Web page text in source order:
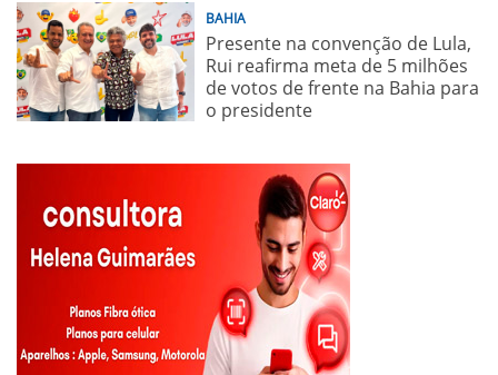
BAHIA
Presente na convenção de Lula,
Rui reafirma meta de 5 milhões
de votos de frente na Bahia para
o presidente